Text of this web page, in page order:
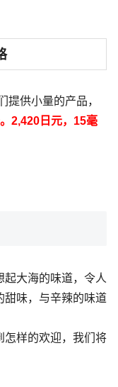
提供小量的产品，
2,420日元，15毫
起大海的味道，令人
甜味，与辛辣的味道
怎样的欢迎，我们将